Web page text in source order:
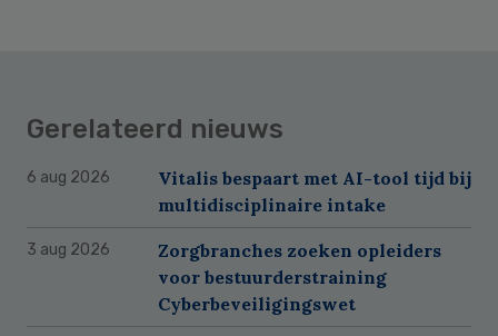
Gerelateerd nieuws
6 aug 2026
Vitalis bespaart met AI-tool tijd bij
multidisciplinaire intake
3 aug 2026
Zorgbranches zoeken opleiders
voor bestuurderstraining
Cyberbeveiligingswet